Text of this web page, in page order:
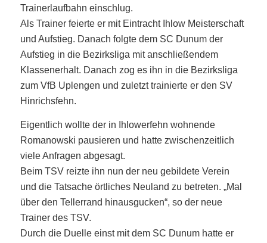
Trainerlaufbahn einschlug.
Als Trainer feierte er mit Eintracht Ihlow Meisterschaft
und Aufstieg. Danach folgte dem SC Dunum der
Aufstieg in die Bezirksliga mit anschließendem
Klassenerhalt. Danach zog es ihn in die Bezirksliga
zum VfB Uplengen und zuletzt trainierte er den SV
Hinrichsfehn.
Eigentlich wollte der in Ihlowerfehn wohnende
Romanowski pausieren und hatte zwischenzeitlich
viele Anfragen abgesagt.
Beim TSV reizte ihn nun der neu gebildete Verein
und die Tatsache örtliches Neuland zu betreten. „Mal
über den Tellerrand hinausgucken“, so der neue
Trainer des TSV.
Durch die Duelle einst mit dem SC Dunum hatte er